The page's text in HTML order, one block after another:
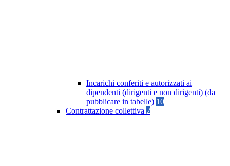
Incarichi conferiti e autorizzati ai
dipendenti (dirigenti e non dirigenti) (da
pubblicare in tabelle) 10
Contrattazione collettiva 2